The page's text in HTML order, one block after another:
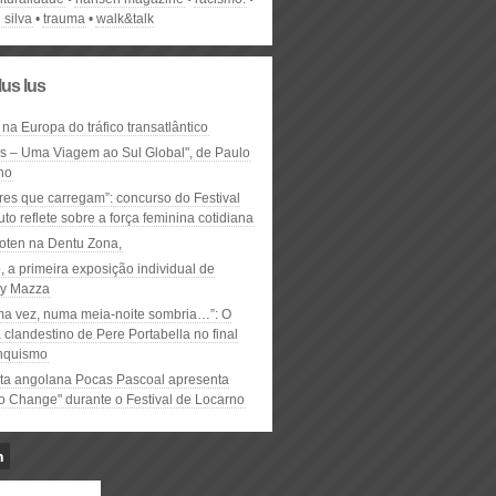
silva
trauma walk&talk
lus
Europa do tráfico transatlântico
– Uma Viagem ao Sul Global", de Paulo
que carregam”: concurso do Festival
reflete sobre a força feminina cotidiana
na Dentu Zona,
a primeira exposição individual de
Mazza
vez, numa meia-noite sombria…”: O
clandestino de Pere Portabella no final
angolana Pocas Pascoal apresenta
Change" durante o Festival de Locarno